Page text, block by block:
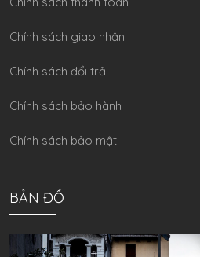
Chính sách giao nhận
Chính sách đổi trả
Chính sách bảo hành
Chính sách bảo mật
BẢN ĐỒ